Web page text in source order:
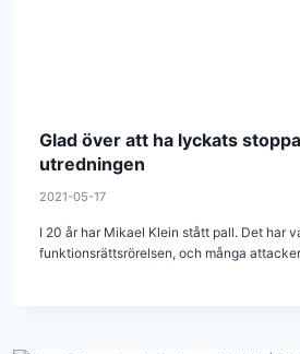
Glad över att ha lyckats
utredningen
2021-05-17
I 20 år har Mikael Klein stått pall. Det har
funktionsrättsrörelsen, och många